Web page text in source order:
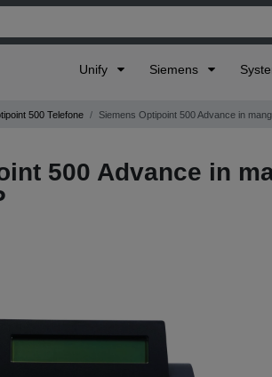
Unify Siemens
500 Telefone Siemens Optipoint 500 Advance in
500 Advance in